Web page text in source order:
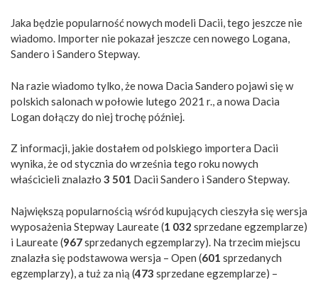
Jaka będzie popularność nowych modeli Dacii, tego jeszcze nie
wiadomo. Importer nie pokazał jeszcze cen nowego Logana,
Sandero i Sandero Stepway.
Na razie wiadomo tylko, że nowa Dacia Sandero pojawi się w
polskich salonach w połowie lutego 2021 r., a nowa Dacia
Logan dołączy do niej trochę później.
Z informacji, jakie dostałem od polskiego importera Dacii
wynika, że od stycznia do września tego roku nowych
właścicieli znalazło 3 501 Dacii Sandero i Sandero Stepway.
Największą popularnością wśród kupujących cieszyła się wersja
wyposażenia Stepway Laureate (1 032 sprzedane egzemplarze)
i Laureate (967sprzedanych egzemplarzy). Na trzecim miejscu
znalazła się podstawowa wersja – Open (601 sprzedanych
egzemplarzy), a tuż za nią (473 sprzedane egzemplarze) –